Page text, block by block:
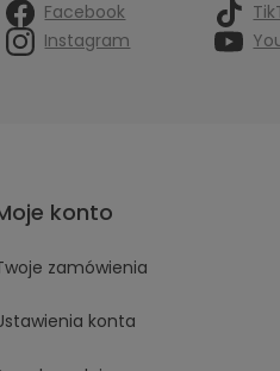
Facebook
Instagram
konto
zamówienia
konta